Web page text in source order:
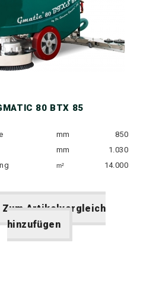
80 BTX 85
mm
850
mm
1.030
m² 14.000
Zum Artikelvergleich
hinzufügen